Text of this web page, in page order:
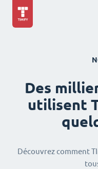
Des
utilisent
Découvrez comment